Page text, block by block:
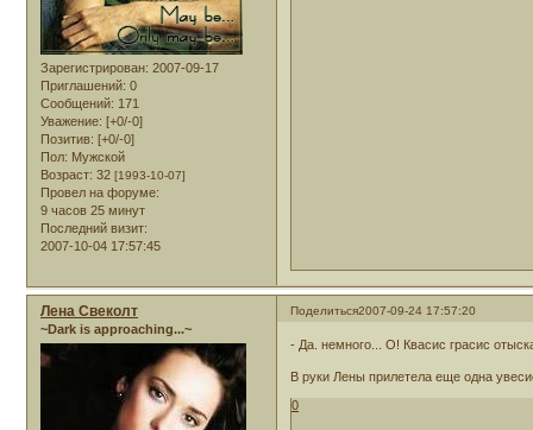
Зарегистрирован: 2007-09-17
Приглашений: 0
Сообщений: 171
Уважение: [+0/-0]
Позитив: [+0/-0]
Пол: Мужской
Возраст: 32 [1993-10-07]
Провел на форуме:
9 часов 25 минут
Последний визит:
2007-10-04 17:57:45
Поделиться2007-09-24 17:57:20
Лена Свеколт
~Dark is approaching...~
- Да. немного... О! Квасис грасис
В руки Лены прилетела еще одна
0